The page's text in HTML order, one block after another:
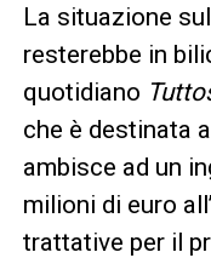
La situazione
resterebbe in
quotidiano
che è destinata
ambisce ad un
milioni di euro
trattative per il